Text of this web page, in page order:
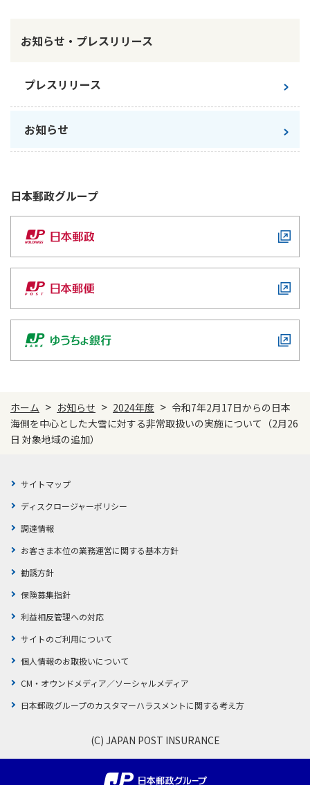
ご契約のしおり・約款（Web約款）
お問い合わせ
すこやか健康ラボ
ラジオ体操・みんなの体操
ラジオ体操ポータルサイト
お客さまの声／お客さまサービス向上の取組み
かんぽジャンクション
お知らせ・プレスリリース
プレスリリース
お知らせ
日本郵政グループ
ホーム > お知らせ > 2024年度 > 令和7年2月17日からの日本
海側を中心とした大雪に対する非常取扱いの実施について（2月26
日 対象地域の追加）
サイトマップ
ディスクロージャーポリシー
調達情報
お客さま本位の業務運営に関する基本方針
勧誘方針
保険募集指針
利益相反管理への対応
サイトのご利用について
個人情報のお取扱いについて
CM・オウンドメディア／ソーシャルメディア
日本郵政グループのカスタマーハラスメントに関する考え方
(C) JAPAN POST INSURANCE